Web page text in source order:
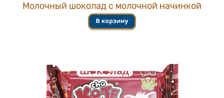
Молочный шоколад с молочной начинкой